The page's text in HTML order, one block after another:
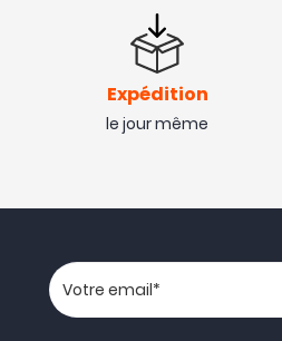
Expédition
le jour même
Votre adresse email